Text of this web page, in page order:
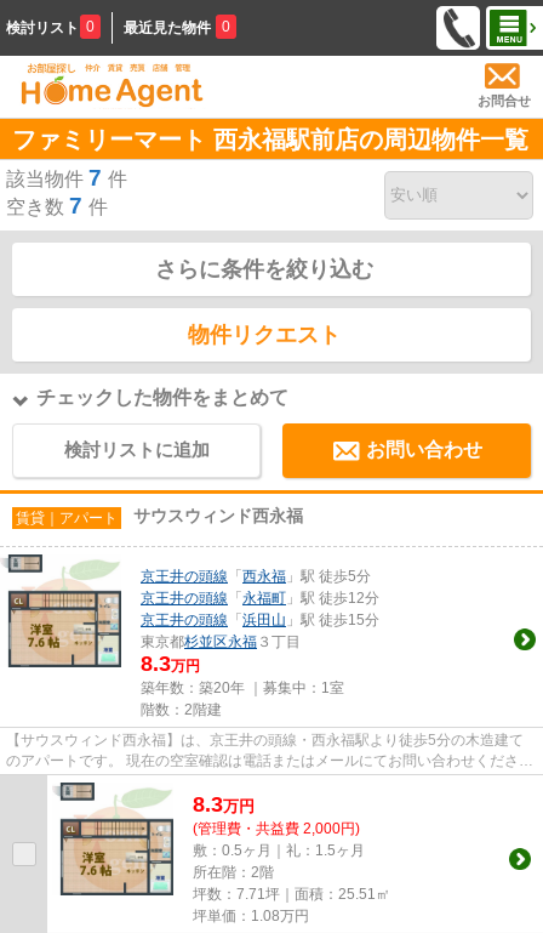
検討リスト 0 最近見た物件 0
お問合せ
ファミリーマート 西永福駅前店の周辺物件一覧
該当物件 7 件
空き数 7 件
さらに条件を絞り込む
物件リクエスト
チェックした物件をまとめて
検討リストに追加 お問い合わせ
賃貸｜アパート サウスウィンド西永福
京王井の頭線 「 西永福 」駅 徒歩5分
京王井の頭線 「 永福町 」駅 徒歩12分
京王井の頭線 「 浜田山 」駅 徒歩15分
東京都杉並区永福 ３丁目
8.3万円
築年数：築20年 ｜募集中： 1室
階数：2階建
【サウスウィンド西永福】は、京王井の頭線・西永福駅より徒歩5分の木造建て
のアパートです。 現在の空室確認は電話またはメールにてお問い合わせくださ
い。 退去前情報を含めきちん...
8.3万円
(管理費・共益費 2,000円)
敷：0.5ヶ月｜礼：1.5ヶ月
所在階：2階
坪数：7.71坪｜面積：25.51㎡
坪単価： 1.08万円